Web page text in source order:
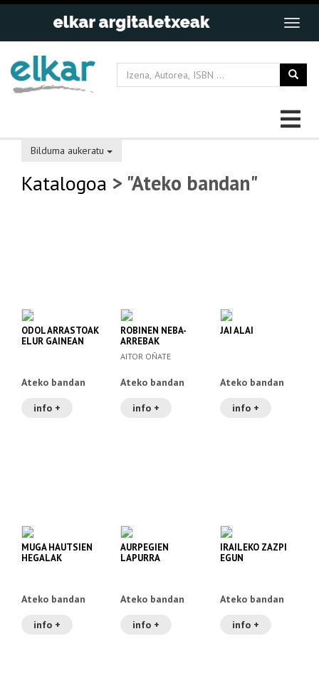
Bilduma aukeratu
Katalogoa > "Ateko bandan"
ODOL ARRASTOAK
ELUR GAINEAN
Ateko bandan
info +
ROBINEN NEBA-
ARREBAK
AITOR OÑATE
Ateko bandan
info +
JAI ALAI
Ateko bandan
info +
MUGA HAUTSIEN
HEGALAK
Ateko bandan
info +
AURPEGIEN
LAPURRA
Ateko bandan
info +
IRAILEKO ZAZPI
EGUN
Ateko bandan
info +